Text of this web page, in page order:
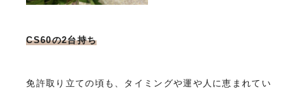
CS60の2台持ち
免許取り立ての頃も、タイミングや運や人に恵まれてい